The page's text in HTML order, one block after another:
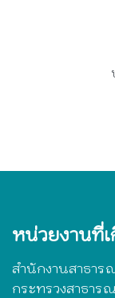
หน่วยงานที่
สำนักงานสาธาร
กระทรวงสาธาร